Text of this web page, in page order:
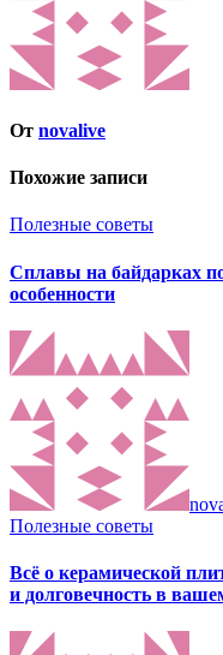
От novalive
Похожие записи
Полезные советы
Сплавы на байдарках
особенности
Полезные советы
Всё о керамической
и долговечность в